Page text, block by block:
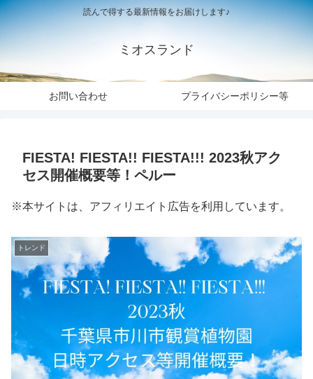
読んで得する最新情報をお届けします♪
ミオスランド
お問い合わせ プライバシーポリシー等
FIESTA! FIESTA!! FIESTA!!! 2023秋アク
セス開催概要等！ペルー
※本サイトは、アフィリエイト広告を利用しています。
トレンド